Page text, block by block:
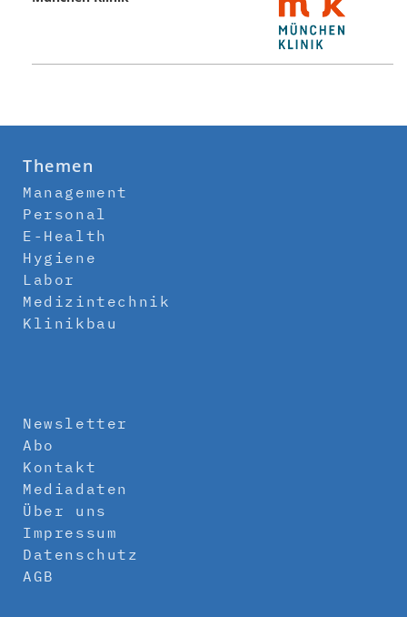
Themen
Management
Personal
E-Health
Hygiene
Labor
Medizintechnik
Klinikbau
Newsletter
Abo
Kontakt
Mediadaten
Über uns
Impressum
Datenschutz
AGB